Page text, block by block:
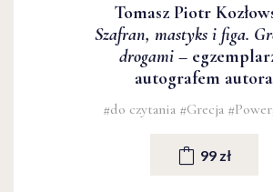
Tomasz Piotr
Szafran, mastyks i figa.
drogami–
autografem autora
#do czytania #Grecja
99 zł